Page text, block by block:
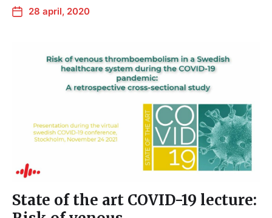
28 april, 2020
State of the art COVID-19 lecture: